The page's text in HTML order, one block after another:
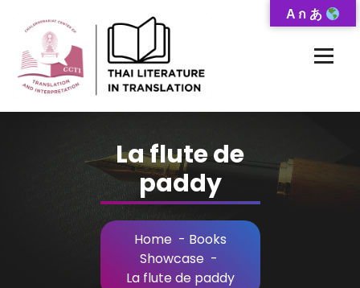
Content
La flute de
paddy
Home- Books
Showcase-
La flute de paddy
A ก あ